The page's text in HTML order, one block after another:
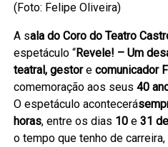
(Foto: Felipe Oliveira)
A sala do Coro do Teatro
espetáculo “Revele! – Um
teatral, gestorecomunicador
comemoração aos seus40
O espetáculo acontecerá
horas, entre os dias 10e31
o tempo que tenho de